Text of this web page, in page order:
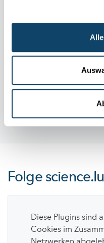
TEMPORÄRE
Geschichten
Folgescience.lu
Diese Plugins sind
Cookies im